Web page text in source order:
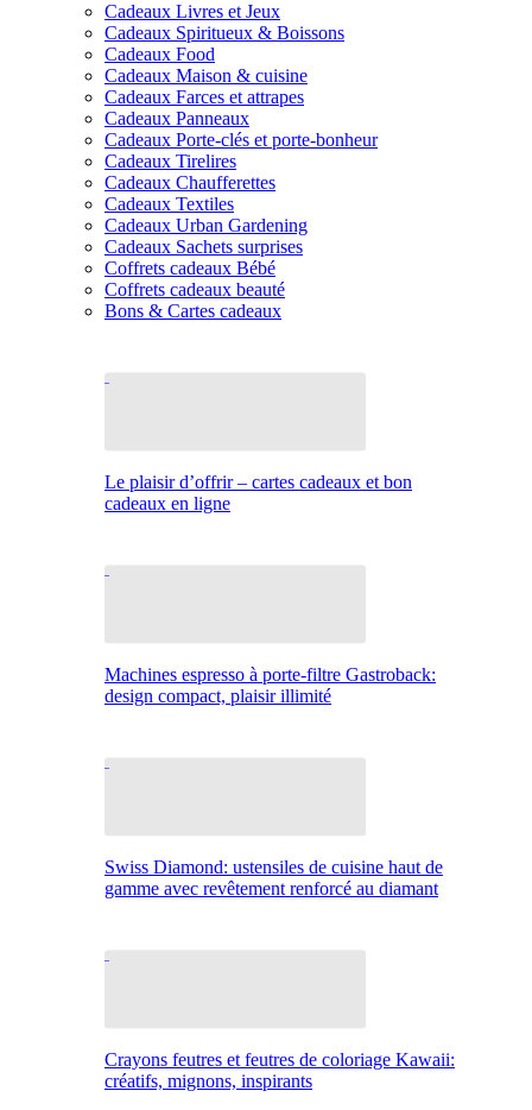
Cadeaux Livres et Jeux
Cadeaux Spiritueux & Boissons
Cadeaux Food
Cadeaux Maison & cuisine
Cadeaux Farces et attrapes
Cadeaux Panneaux
Cadeaux Porte-clés et porte-bonheur
Cadeaux Tirelires
Cadeaux Chaufferettes
Cadeaux Textiles
Cadeaux Urban Gardening
Cadeaux Sachets surprises
Coffrets cadeaux Bébé
Coffrets cadeaux beauté
Bons & Cartes cadeaux
Le plaisir d’offrir – cartes cadeaux et bon
cadeaux en ligne
Machines espresso à porte-filtre Gastroback:
design compact, plaisir illimité
Swiss Diamond: ustensiles de cuisine haut de
gamme avec revêtement renforcé au diamant
Crayons feutres et feutres de coloriage Kawaii:
créatifs, mignons, inspirants